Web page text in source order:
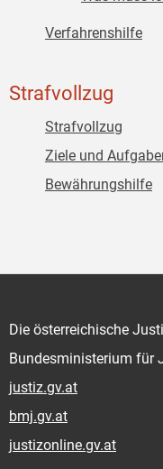
Verfahrenshilfe
Strafvollzug
Strafvollzug
Ziele und
Bewährungshilfe
Die österreichische
Bundesministerium für
justiz.gv.at
bmj.gv.at
justizonline.gv.at